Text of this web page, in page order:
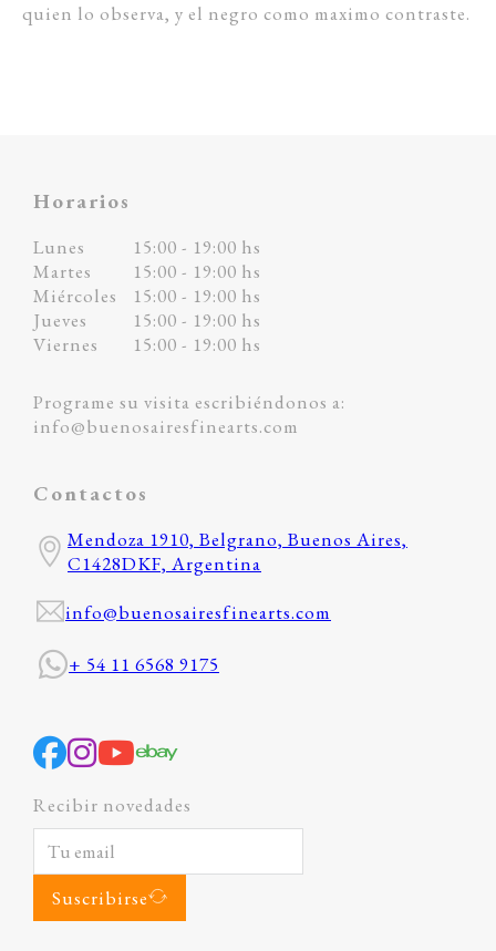
quien lo observa, y el negro como maximo contraste.
Horarios
Lunes
15:00 - 19:00 hs
Martes
15:00 - 19:00 hs
Miércoles
15:00 - 19:00 hs
Jueves
15:00 - 19:00 hs
Viernes
15:00 - 19:00 hs
Programe su visita escribiéndonos a:
info@buenosairesfinearts.com
Contactos
Mendoza 1910, Belgrano, Buenos Aires,
C1428DKF, Argentina
info@buenosairesfinearts.com
+ 54 11 6568 9175
Recibir novedades
Suscribirse